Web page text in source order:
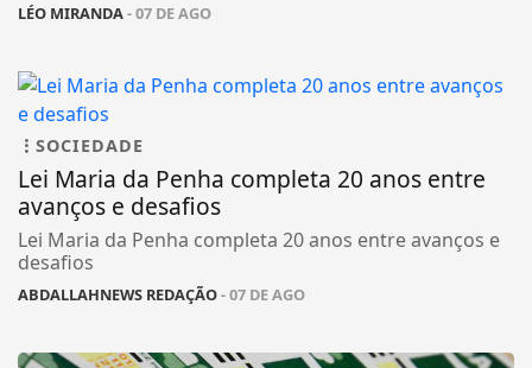
LÉO MIRANDA- 07 DE AGO
SOCIEDADE
Lei Maria da Penha completa 20 anos entre
avanços e desafios
Lei Maria da Penha completa 20 anos entre avanços e
desafios
ABDALLAHNEWS REDAÇÃO- 07 DE AGO